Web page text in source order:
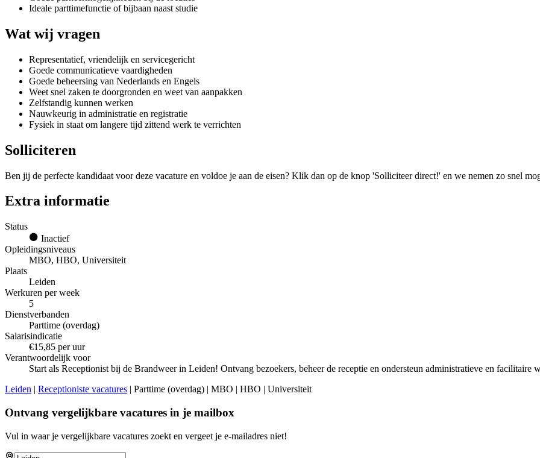
Ideale parttimefunctie of bijbaan naast studie
Wat wij vragen
Representatief, vriendelijk en servicegericht
Goede communicatieve vaardigheden
Goede beheersing van Nederlands en Engels
Weet snel zaken te doorgronden en weet van aanpakken
Zelfstandig kunnen werken
Nauwkeurig in administratie en registratie
Fysiek in staat om langere tijd zittend werk te verrichten
Solliciteren
Ben jij de perfecte kandidaat voor deze vacature en voldoe je aan de eisen? Klik dan op de knop 'Solliciteer direct!' en we nemen zo snel
Extra informatie
Status
Inactief
Opleidingsniveaus
MBO, HBO, Universiteit
Plaats
Leiden
Werkuren per week
5
Dienstverbanden
Parttime (overdag)
Salarisindicatie
€15,85 per uur
Verantwoordelijk voor
Start als Receptionist bij de Brandweer in Leiden! Ontvang bezoekers, beheer de receptie en ondersteun administratieve en facilitaire
Leiden | Receptioniste vacatures | Parttime (overdag) | MBO | HBO | Universiteit
Ontvang vergelijkbare vacatures in je mailbox
Vul in waar je vergelijkbare vacatures zoekt en vergeet je e-mailadres niet!